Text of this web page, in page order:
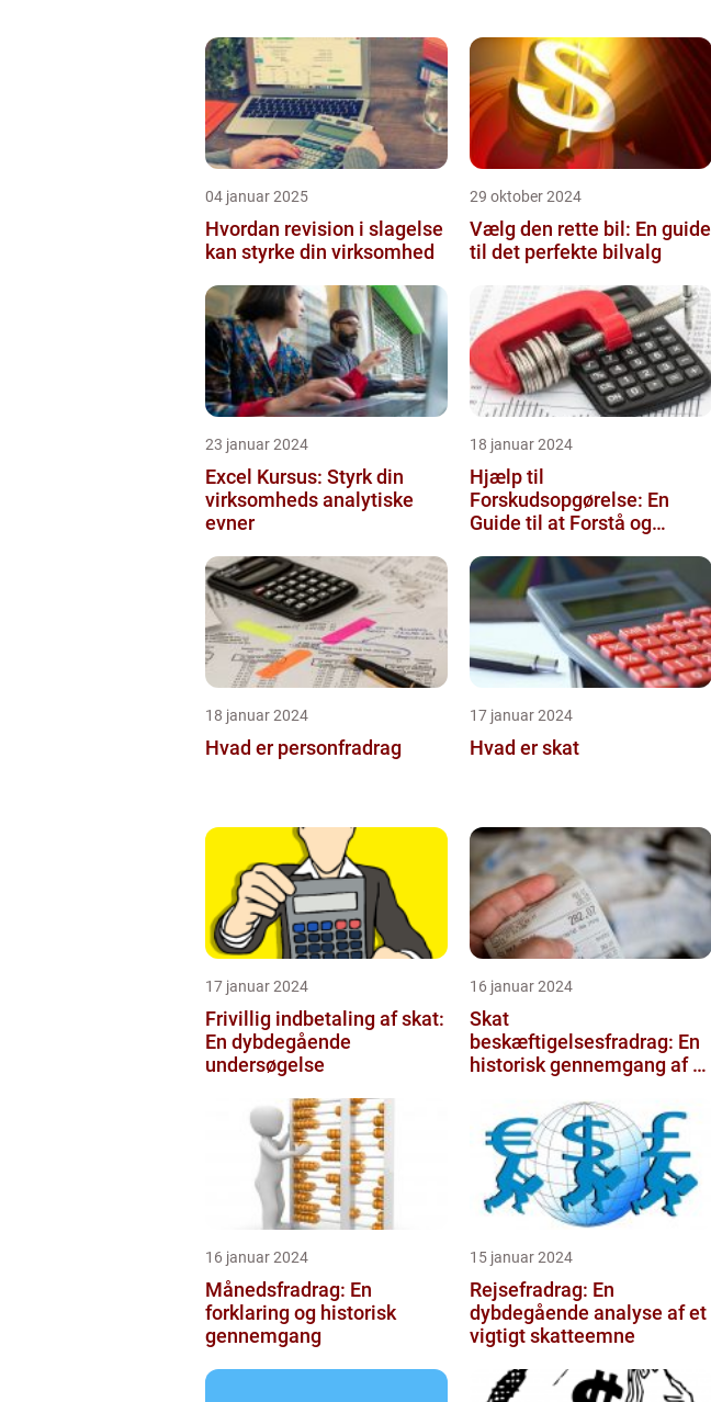
04 januar 2025
Hvordan revision i slagelse
kan styrke din virksomhed
29 oktober 2024
Vælg den rette bil: En guide
til det perfekte bilvalg
23 januar 2024
Excel Kursus: Styrk din
virksomheds analytiske
evner
18 januar 2024
Hjælp til
Forskudsopgørelse: En
Guide til at Forstå og
18 januar 2024
Hvad er personfradrag
17 januar 2024
Hvad er skat
17 januar 2024
Frivillig indbetaling af skat:
En dybdegående
undersøgelse
16 januar 2024
Skat
beskæftigelsesfradrag: En
historisk gennemgang af et
skattefritagelsesprogram
for inves...
16 januar 2024
Månedsfradrag: En
forklaring og historisk
gennemgang
15 januar 2024
Rejsefradrag: En
dybdegående analyse af et
vigtigt skatteemne